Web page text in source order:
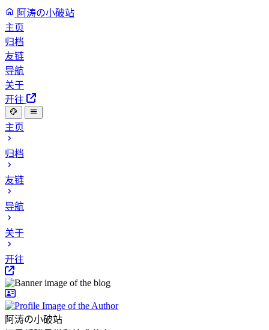
阿涛の小破站
主页
归档
友链
导航
关于
开往
主页
归档
友链
导航
关于
开往
阿涛の小破站